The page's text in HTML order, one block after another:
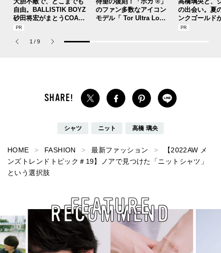
自由。BALLISTIK BOYZ
砂田将宏がまとうCOACH
の新作フレグランス「コ
パルファム」
のファン多数なアイコン
モデル「 Tor Ultra Lo（
の出会い。夏
ンクゴールド
SUMMER
1 / 9
シャツ ニット 高橋 璃央
HOME FASHION 最新ファッション
【2022AW メ
ンズトレンドトピック＃19】ノアで見つけた「ニットシャツ」
という選択肢
RECOMMEND
FEATURE